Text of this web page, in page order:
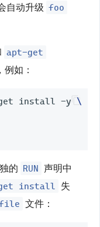
自动升级 foo
apt-get
例如：
install -y \
的 RUN 声明中
install 失
文件：